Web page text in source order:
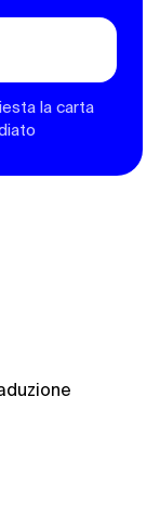
la carta